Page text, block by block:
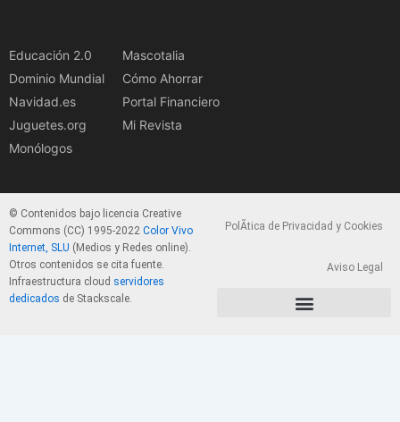
Educación 2.0
Dominio Mundial
Navidad.es
Juguetes.org
Monólogos
Mascotalia
Cómo Ahorrar
Portal Financiero
Mi Revista
© Contenidos bajo licencia Creative
Commons (CC) 1995-2022 Color Vivo
Internet, SLU (Medios y Redes online).
Otros contenidos se cita fuente.
Infraestructura cloud servidores
dedicados de Stackscale.
PolÃ­tica de Privacidad y Cookies
Aviso Legal